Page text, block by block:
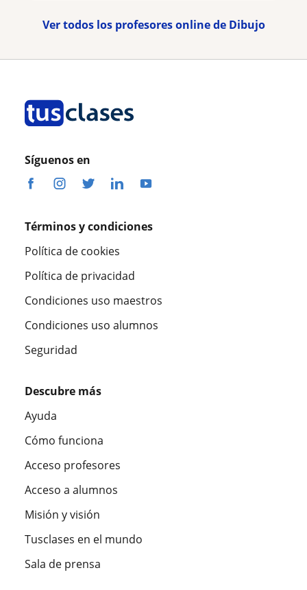
Ver todos los profesores online de Dibujo
Síguenos en
Términos y condiciones
Política de cookies
Política de privacidad
Condiciones uso maestros
Condiciones uso alumnos
Seguridad
Descubre más
Ayuda
Cómo funciona
Acceso profesores
Acceso a alumnos
Misión y visión
Tusclases en el mundo
Sala de prensa